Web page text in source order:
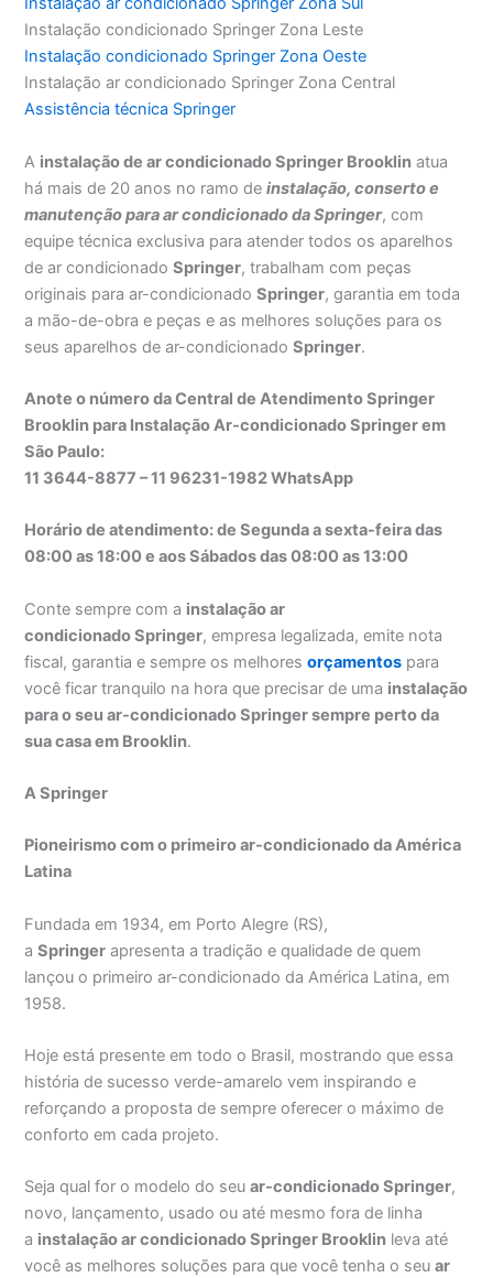
Instalação condicionado Springer Zona Leste
Instalação condicionado Springer Zona Oeste
Instalação ar condicionado Springer Zona Central
Assistência técnica Springer
A instalação de ar condicionado Springer Brooklin atua
há mais de 20 anos no ramo deinstalação, conserto e
manutenção para ar condicionado da Springer, com
equipe técnica exclusiva para atender todos os aparelhos
de ar condicionadoSpringer, trabalham com peças
originais para ar-condicionadoSpringer, garantia em toda
a mão-de-obra e peças e as melhores soluções para os
seus aparelhos de ar-condicionadoSpringer.
Anote o número da Central de Atendimento Springer
Brooklin para Instalação Ar-condicionado Springer em
São Paulo:
11 3644-8877 – 11 96231-1982 WhatsApp
Horário de atendimento: de Segunda a sexta-feira das
08:00 as 18:00 e aos Sábados das 08:00 as 13:00
Conte sempre com a instalação ar
condicionado Springer, empresa legalizada, emite nota
fiscal, garantia e sempre os melhoresorçamentos para
você ficar tranquilo na hora que precisar de uma instalação
para o seu ar-condicionado Springer sempre perto da
sua casa em Brooklin.
A Springer
Pioneirismo com o primeiro ar-condicionado da América
Latina
Fundada em 1934, em Porto Alegre (RS),
aSpringer apresenta a tradição e qualidade de quem
lançou o primeiro ar-condicionado da América Latina, em
1958.
Hoje está presente em todo o Brasil, mostrando que essa
história de sucesso verde-amarelo vem inspirando e
reforçando a proposta de sempre oferecer o máximo de
conforto em cada projeto.
Seja qual for o modelo do seuar-condicionado Springer,
novo, lançamento, usado ou até mesmo fora de linha
a instalação ar condicionado Springer Brooklin leva até
você as melhores soluções para que você tenha o seuar